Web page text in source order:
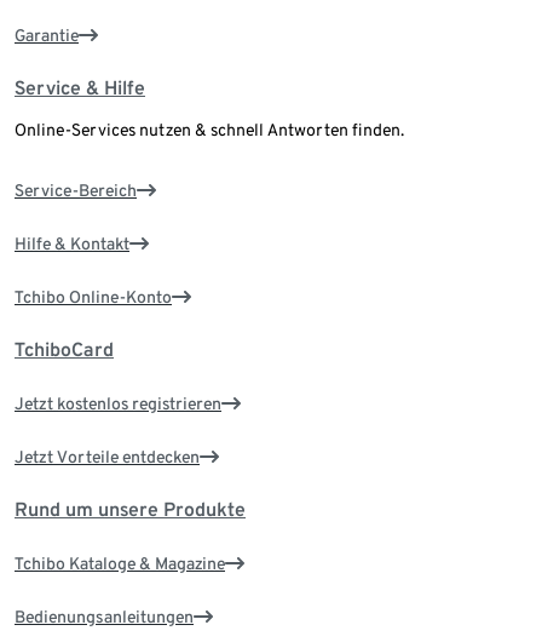
Garantie
Service & Hilfe
Online-Services nutzen & schnell Antworten finden.
Service-Bereich
Hilfe & Kontakt
Tchibo Online-Konto
TchiboCard
Jetzt kostenlos registrieren
Jetzt Vorteile entdecken
Rund um unsere Produkte
Tchibo Kataloge & Magazine
Bedienungsanleitungen